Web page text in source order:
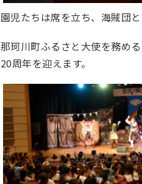
園児たちは席を立ち、海賊団
那珂川町ふるさと大使を務め
20周年を迎えます。